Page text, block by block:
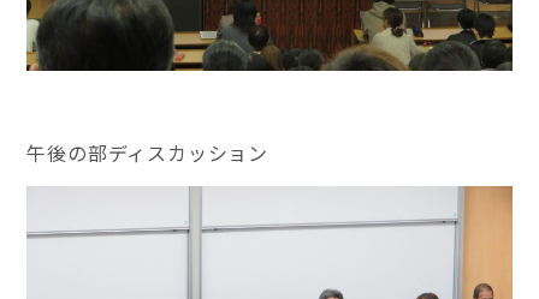
午後の部ディスカッション